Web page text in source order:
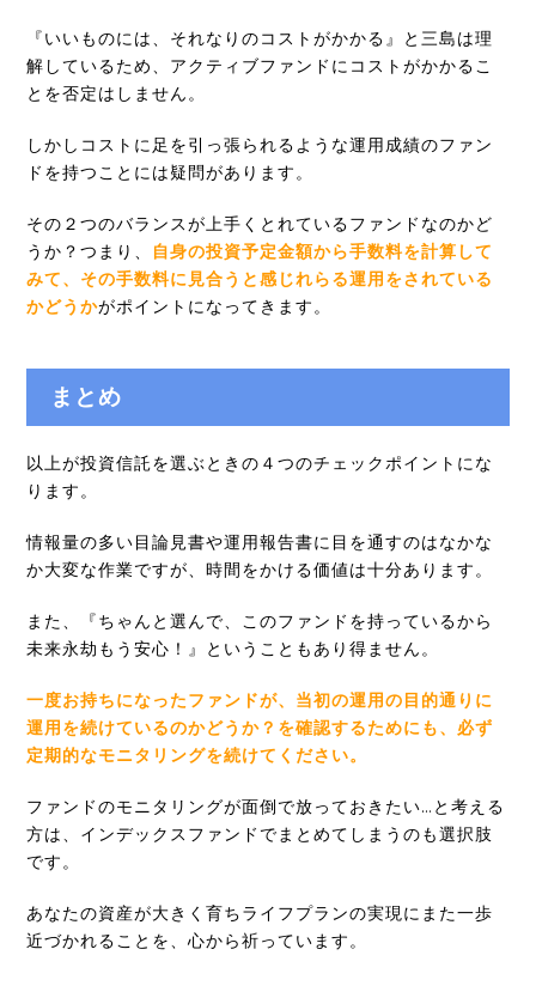
『いいものには、それなりのコストがかかる』と三島は理
解しているため、アクティブファンドにコストがかかるこ
とを否定はしません。
しかしコストに足を引っ張られるような運用成績のファン
ドを持つことには疑問があります。
その２つのバランスが上手くとれているファンドなのかど
うか？つまり、 自身の投資予定金額から手数料を計算して
みて、その手数料に見合うと感じれらる運用をされている
かどうかがポイントになってきます。
まとめ
以上が投資信託を選ぶときの４つのチェックポイントにな
ります。
情報量の多い目論見書や運用報告書に目を通すのはなかな
か大変な作業ですが、時間をかける価値は十分あります。
また、『ちゃんと選んで、このファンドを持っているから
未来永劫もう安心！』ということもあり得ません。
一度お持ちになったファンドが、当初の運用の目的通りに
運用を続けているのかどうか？を確認するためにも、必ず
定期的なモニタリングを続けてください。
ファンドのモニタリングが面倒で放っておきたい…と考える
方は、インデックスファンドでまとめてしまうのも選択肢
です。
あなたの資産が大きく育ちライフプランの実現にまた一歩
近づかれることを、心から祈っています。